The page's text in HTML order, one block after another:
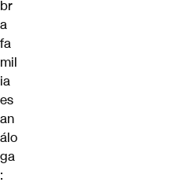
br
a
fa
mil
ia
es
an
álo
ga
: